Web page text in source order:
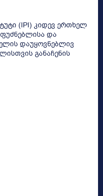
(IPI) კიდევ ერთხელ
და
დაუყოვნებლივ
განაჩენის